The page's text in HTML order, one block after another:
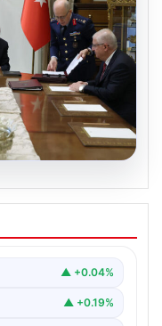
kadın
▲ +0.04%
▲ +0.19%